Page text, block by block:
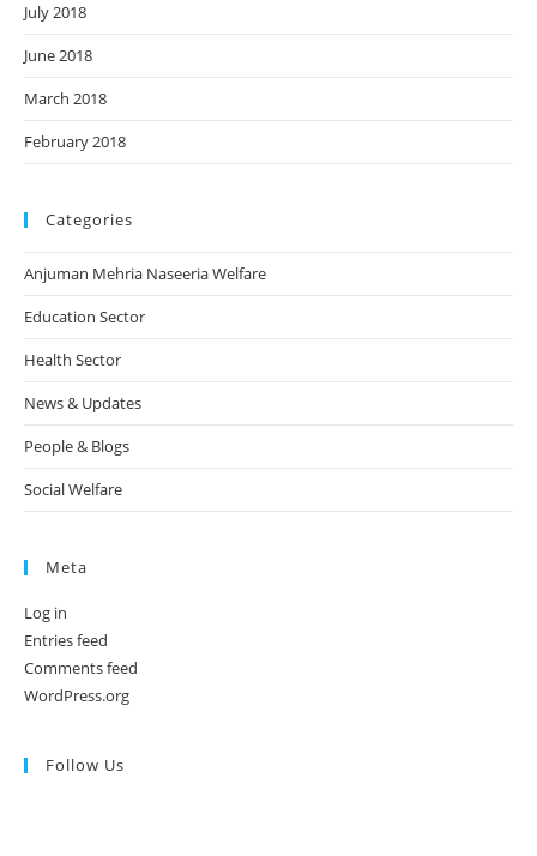
July 2018
June 2018
March 2018
February 2018
Categories
Anjuman Mehria Naseeria Welfare
Education Sector
Health Sector
News & Updates
People & Blogs
Social Welfare
Meta
Log in
Entries feed
Comments feed
WordPress.org
Follow Us